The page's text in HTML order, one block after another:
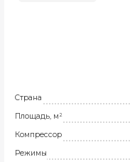
Страна
Площадь, м²
Компрессор
Режимы